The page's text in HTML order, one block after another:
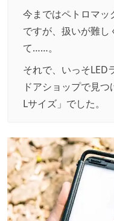
今まではペトロマッ
ですが、扱いが難
て……。
それで、いっそLED
ドアショップで見
Lサイズ」でした。